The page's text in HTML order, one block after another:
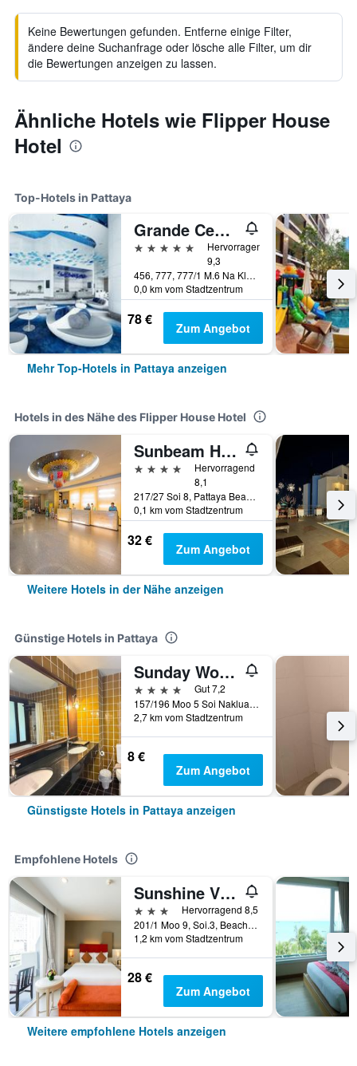
Keine Bewertungen gefunden. Entferne einige Filter,
ändere deine Suchanfrage oder lösche alle Filter, um dir
die Bewertungen anzeigen zu lassen.
Ähnliche Hotels wie Flipper House
Hotel
Top-Hotels in Pattaya
Grande Centre Point Pattaya
5 Sterne
Hervorragend
9,3
456, 777, 777/1 M.6 Na Kluea, Pattaya, Thailand
0,0 km vom Stadtzentrum
78 € Zum Angebot
Mehr Top-Hotels in Pattaya anzeigen
Hotels in des Nähe des Flipper House Hotel
Sunbeam Hotel Pattaya
4 Sterne
Hervorragend
8,1
217/27 Soi 8, Pattaya Beach Road, Pattaya, Thailand
0,1 km vom Stadtzentrum
32 € Zum Angebot
Weitere Hotels in der Nähe anzeigen
Günstige Hotels in Pattaya
Sunday Wongamat Privacy Pattaya
4 Sterne
Gut 7,2
157/196 Moo 5 Soi Naklua 16/2, Pattaya, Thailand
2,7 km vom Stadtzentrum
8 €
Zum Angebot
Günstigste Hotels in Pattaya anzeigen
Empfohlene Hotels
Sunshine Vista
3 Sterne
Hervorragend 8,5
201/1 Moo 9, Soi.3, Beach Rd., Pattaya, Thailand
1,2 km vom Stadtzentrum
28 €
Zum Angebot
Weitere empfohlene Hotels anzeigen